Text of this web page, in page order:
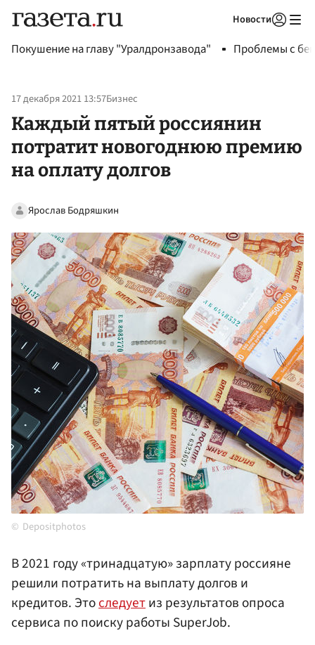
Новости
Покушение на главу "Уралдронзавода" Проблемы с
17 декабря 2021 13:57Бизнес
Каждый пятый россиянин
потратит новогоднюю премию
на оплату долгов
Ярослав Бодряшкин
Depositphotos
В 2021 году «тринадцатую» зарплату россияне
решили потратить на выплату долгов и
кредитов. Этоследуетиз результатов опроса
сервиса по поиску работы SuperJob.